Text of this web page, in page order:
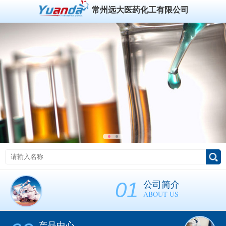
常州远大医药化工有限公司
01 公司简介
ABOUT US